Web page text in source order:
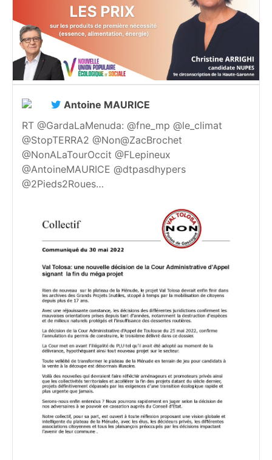
Antoine MAURICE
RT @GardaLaMenuda: @fne_mp @le_climat
@StopTERRA2 @Non@ZacBrochet
@NonALaTourOccit @FLepineux
@AntoineMAURICE @dtpasdhypers
@2Pieds2Roues…